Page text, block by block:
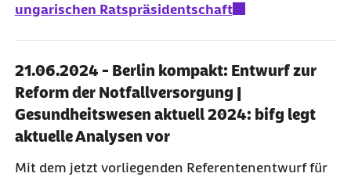
ungarischen Ratspräsidentschaft
21.06.2024 - Berlin kompakt: Entwurf zur
Reform der Notfallversorgung |
Gesundheitswesen aktuell 2024: bifg legt
aktuelle Analysen vor
Mit dem jetzt vorliegenden Referentenentwurf für